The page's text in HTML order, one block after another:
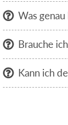
 Was
 Brauche
 Kann ich